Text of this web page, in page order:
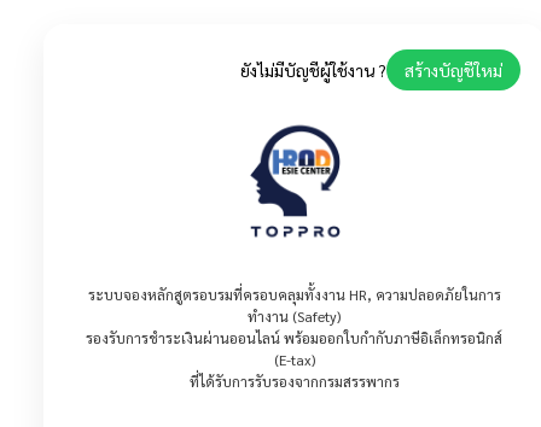
ยังไม่มีบัญชีผู้ใช้งาน ? สร้างบัญชีใหม่
ระบบจองหลักสูตรอบรมที่ครอบคลุมทั้งงาน HR, ความปลอดภัยในการ
ทำงาน (Safety)
รองรับการชำระเงินผ่านออนไลน์ พร้อมออกใบกำกับภาษีอิเล็กทรอนิกส์
(E-tax)
ที่ได้รับการรับรองจากกรมสรรพากร